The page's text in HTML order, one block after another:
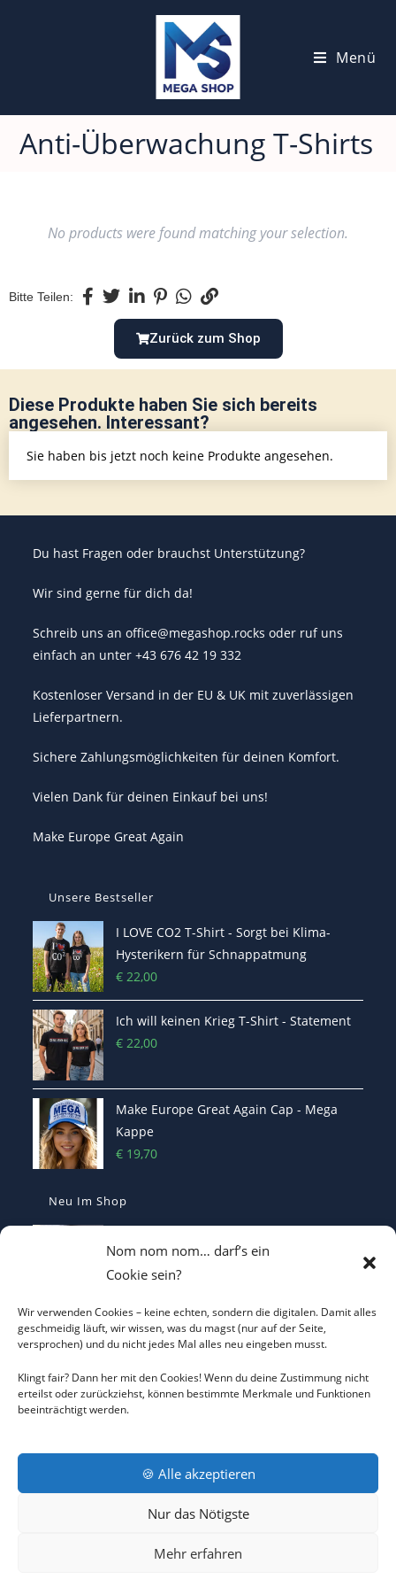
Nom nom nom… darf’s ein
Cookie sein?
Wir verwenden Cookies – keine echten, sondern die digitalen. Damit alles
geschmeidig läuft, wir wissen, was du magst (nur auf der Seite,
versprochen) und du nicht jedes Mal alles neu eingeben musst.
Klingt fair? Dann her mit den Cookies! Wenn du deine Zustimmung nicht
erteilst oder zurückziehst, können bestimmte Merkmale und Funktionen
beeinträchtigt werden.
🍪 Alle akzeptieren
Nur das Nötigste
Mehr erfahren
Menü
Anti-Überwachung T-Shirts
No products were found matching your selection.
Bitte Teilen:
Zurück zum Shop
Diese Produkte haben Sie sich bereits
angesehen. Interessant?
Sie haben bis jetzt noch keine Produkte angesehen.
Du hast Fragen oder brauchst Unterstützung?
Wir sind gerne für dich da!
Schreib uns an office@megashop.rocks oder ruf uns
einfach an unter +43 676 42 19 332
Kostenloser Versand in der EU & UK mit zuverlässigen
Lieferpartnern.
Sichere Zahlungsmöglichkeiten für deinen Komfort.
Vielen Dank für deinen Einkauf bei uns!
Make Europe Great Again
Unsere Bestseller
I LOVE CO2 T-Shirt - Sorgt bei Klima-
Hysterikern für Schnappatmung
€ 22,00
Ich will keinen Krieg T-Shirt - Statement
€ 22,00
Make Europe Great Again Cap - Mega
Kappe
€ 19,70
Neu Im Shop
Kaffetasse - Motiviert in den Morgen
€16,70
Heterodoxer Extremist - Das provokante
T-Shirt
I LOVE CO2 T-Shirt - Sorgt bei Klima-
€22,00
DATENSCHUTZERKLÄRUNG
RÜCKNAHMEBEDINGUNGEN